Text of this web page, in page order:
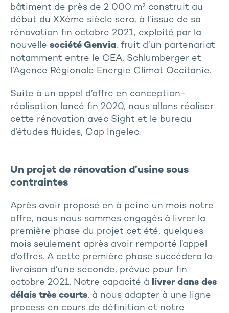
bâtiment de près de 2 000 m² construit au
début du XXème siècle sera, à l’issue de sa
rénovation fin octobre 2021, exploité par la
nouvelle société Genvia, fruit d’un partenariat
notamment entre le CEA, Schlumberger et
l’Agence Régionale Energie Climat Occitanie.
Suite à un appel d’offre en conception-
réalisation lancé fin 2020, nous allons réaliser
cette rénovation avec Sight et le bureau
d’études fluides, Cap Ingelec.
Un projet de rénovation d’usine sous
contraintes
Après avoir proposé en à peine un mois notre
offre, nous nous sommes engagés à livrer la
première phase du projet cet été, quelques
mois seulement après avoir remporté l’appel
d’offres. A cette première phase succèdera la
livraison d’une seconde, prévue pour fin
octobre 2021. Notre capacité à livrer dans des
délais très courts, à nous adapter à une ligne
process en cours de définition et notre